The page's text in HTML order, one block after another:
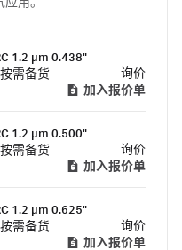
用。
1.2 µm 0.438"
按需备货
询价
加入报价单
1.2 µm 0.500"
按需备货
询价
加入报价单
1.2 µm 0.625"
按需备货
询价
加入报价单